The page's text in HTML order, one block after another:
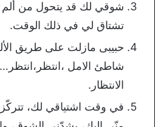
شوقي لك قد يتحول من
تشتاق لي في ذلك الوقت.
حبيبى مازلت على طريق
شاطئ الامل
الانتظار.
في وقت اشتياقي لك،